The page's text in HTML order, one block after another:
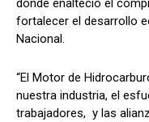
donde enalteció el
fortalecer el desarrollo
Nacional.
“El Motor de
nuestra industria, el
trabajadores, y las